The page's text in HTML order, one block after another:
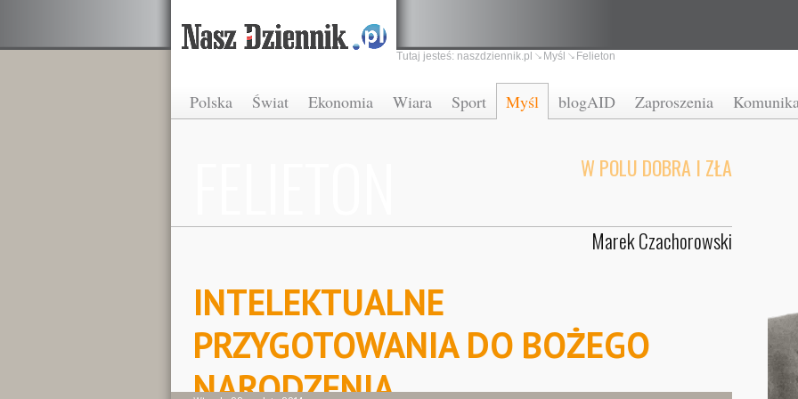
Polska Świat Ekonomia Wiara Sport Myśl blogAID Zaproszenia
Tutaj jesteś: naszdziennik.pl Myśl Felieton
W POLU DOBRA I ZŁA
Marek Czachorowski
INTELEKTUALNE
PRZYGOTOWANIA DO BOŻEGO
NARODZENIA